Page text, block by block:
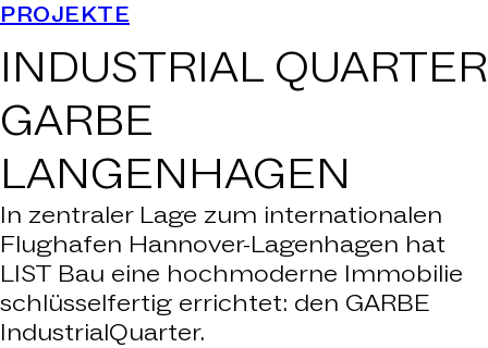
ASSETKLASSEN
STANDORTE
NEWS
GESELLSCHAFTEN
DAS IST LIST
KARRIERE
KONTAKT
PROJEKTE
INDUSTRIAL QUARTER
GARBE
LANGENHAGEN
In zentraler Lage zum internationalen
Flughafen Hannover-Lagenhagen hat
LIST Bau eine hochmoderne Immobilie
schlüsselfertig errichtet: den GARBE
IndustrialQuarter.